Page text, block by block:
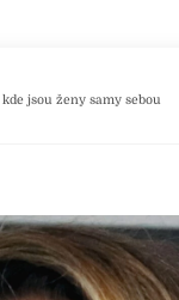
kde jsou ženy samy sebou